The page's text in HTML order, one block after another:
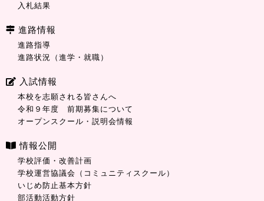
入札結果
進路情報
進路指導
進路状況（進学・就職）
入試情報
本校を志願される皆さんへ
令和９年度 前期募集について
オープンスクール・説明会情報
情報公開
学校評価・改善計画
学校運営協議会（コミュニティスクール）
いじめ防止基本方針
部活動活動方針